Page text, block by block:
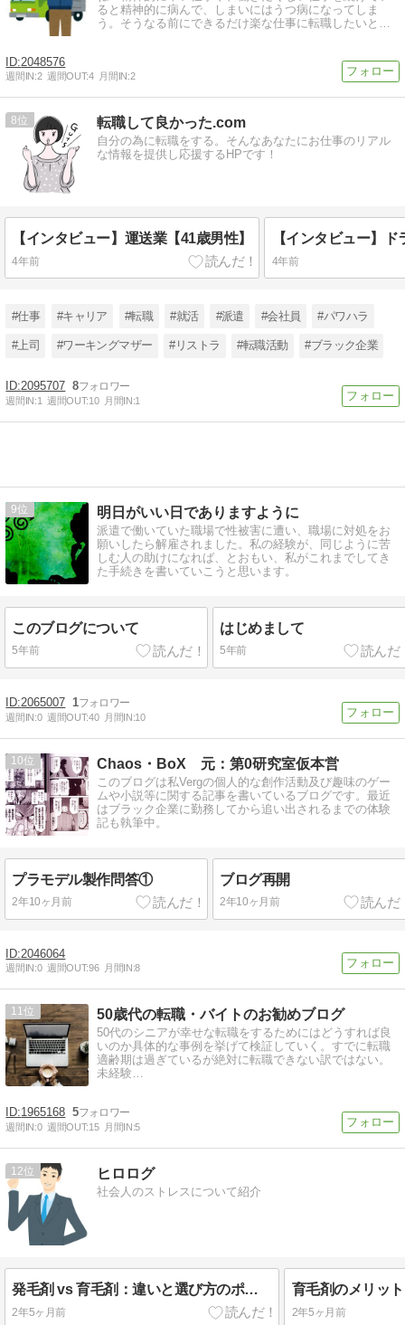
ると精神的に病んで、しまいにはうつ病になってしま
う。そうなる前にできるだけ楽な仕事に転職したいと考
2048576
週間IN:2 週間OUT:4 月間IN:2
8 転職して良かった.com
自分の為に転職をする。そんなあなたにお仕事のリアル
な情報を提供し応援するHPです！
【インタビュー】運送業【41歳男性】
4年前 4年前
#仕事 #キャリア #転職 #就活 #派遣 #会社員 #パワハラ
#上司 #ワーキングマザー #リストラ #転職活動 #ブラック企業
2095707 8
週間IN:1 週間OUT:10 月間IN:1
9 明日がいい日でありますように
派遣で働いていた職場で性被害に遭い、職場に対処をお
願いしたら解雇されました。私の経験が、同じように苦
しむ人の助けになれば、とおもい、私がこれまでしてき
た手続きを書いていこうと思います。
このブログについて
5年前
はじめまして
5年前
2065007 1
週間IN:0 週間OUT:40 月間IN:10
10 Chaos・BoX 元：第0研究室仮本営
このブログは私Vergの個人的な創作活動及び趣味のゲー
ムや小説等に関する記事を書いているブログです。最近
はブラック企業に勤務してから追い出されるまでの体験
記も執筆中。
プラモデル製作問答①
2年10ヶ月前
ブログ再開
2年10ヶ月前
2046064
週間IN:0 週間OUT:96 月間IN:8
11 50歳代の転職・バイトのお勧めブログ
50代のシニアが幸せな転職をするためにはどうすれば良
いのか具体的な事例を挙げて検証していく。すでに転職
適齢期は過ぎているが絶対に転職できない訳ではない。
未経験…
1965168 5
週間IN:0 週間OUT:15 月間IN:5
12 ヒロログ
社会人のストレスについて紹介
発毛剤 vs 育毛剤：違いと選び方のポイント、おすすめ商品比較
2年5ヶ月前 2年5ヶ月前